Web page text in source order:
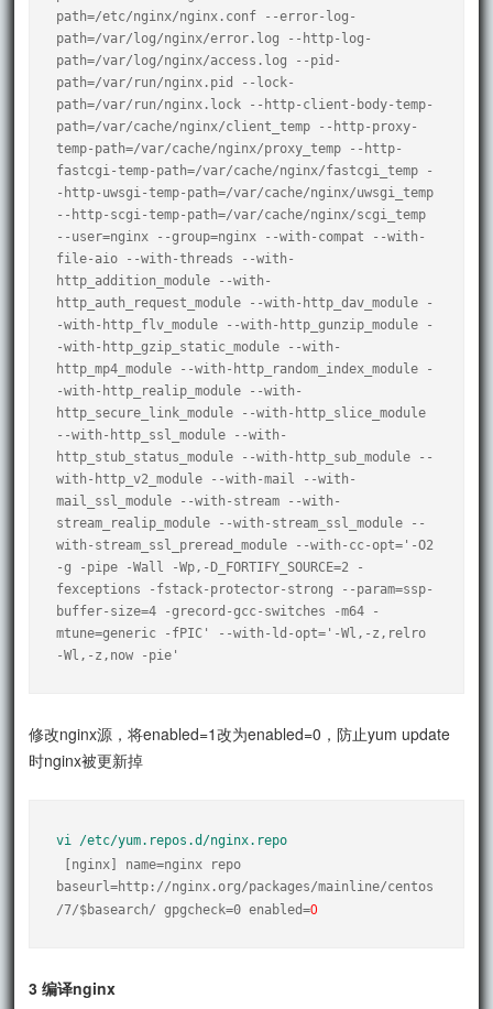
path=/etc/nginx/nginx.conf --error-log-
path=/var/log/nginx/error.log --http-log-
path=/var/log/nginx/access.log --pid-
path=/var/run/nginx.pid --lock-
path=/var/run/nginx.lock --http-client-body-temp-
path=/var/cache/nginx/client_temp --http-proxy-
temp-path=/var/cache/nginx/proxy_temp --http-
fastcgi-temp-path=/var/cache/nginx/fastcgi_temp -
-http-uwsgi-temp-path=/var/cache/nginx/uwsgi_temp
--http-scgi-temp-path=/var/cache/nginx/scgi_temp
--user=nginx --group=nginx --with-compat --with-
file-aio --with-threads --with-
http_addition_module --with-
http_auth_request_module --with-http_dav_module -
-with-http_flv_module --with-http_gunzip_module -
-with-http_gzip_static_module --with-
http_mp4_module --with-http_random_index_module -
-with-http_realip_module --with-
http_secure_link_module --with-http_slice_module
--with-http_ssl_module --with-
http_stub_status_module --with-http_sub_module --
with-http_v2_module --with-mail --with-
mail_ssl_module --with-stream --with-
stream_realip_module --with-stream_ssl_module --
with-stream_ssl_preread_module --with-cc-opt='-O2
-g -pipe -Wall -Wp,-D_FORTIFY_SOURCE=2 -
fexceptions -fstack-protector-strong --param=ssp-
buffer-size=4 -grecord-gcc-switches -m64 -
mtune=generic -fPIC' --with-ld-opt='-Wl,-z,relro
-Wl,-z,now -pie'
修改nginx源，将enabled=1改为enabled=0，防止yum update
时nginx被更新掉
vi /etc/yum.repos.d/nginx.repo
baseurl=http://nginx.org/packages/mainline/centos
/7/$basearch/ gpgcheck=0 enabled=0
3 编译nginx